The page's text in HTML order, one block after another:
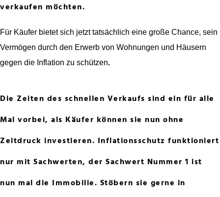
verkaufen möchten.
Für Käufer bietet sich jetzt tatsächlich eine große Chance, sein
Vermögen durch den Erwerb von Wohnungen und Häusern
gegen die Inflation zu schützen.
Die Zeiten des schnellen Verkaufs sind ein für alle
Mal vorbei, als Käufer können sie nun ohne
Zeitdruck investieren. Inflationsschutz funktioniert
nur mit Sachwerten, der Sachwert Nummer 1 ist
nun mal die Immobilie. Stöbern sie gerne in